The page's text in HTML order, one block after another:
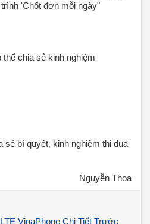
'Chốt đơn mỗi ngày"
chia sẻ kinh nghiệm
sẻ bí quyết, kinh nghiệm thi đua
Nguyễn Thoa
VinaPhone Chi Tiết Trước